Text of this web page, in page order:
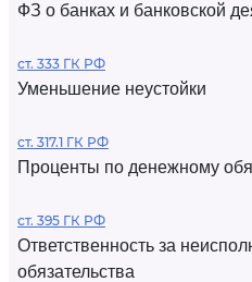
ФЗ о банках и банковской
ст. 333 ГК РФ
Уменьшение неустойки
ст. 317.1 ГК РФ
Проценты по денежному
ст. 395 ГК РФ
Ответственность за
обязательства